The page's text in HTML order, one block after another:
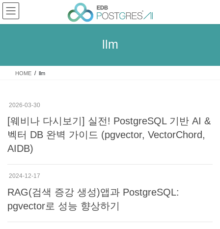
Skip
the
Skip
the
llm
HOME llm
2026-03-30
[웨비나 다시보기] 실전! PostgreSQL 기반 AI &
벡터 DB 완벽 가이드 (pgvector, VectorChord,
AIDB)
2024-12-17
RAG(검색 증강 생성)앱과 PostgreSQL:
pgvector로 성능 향상하기